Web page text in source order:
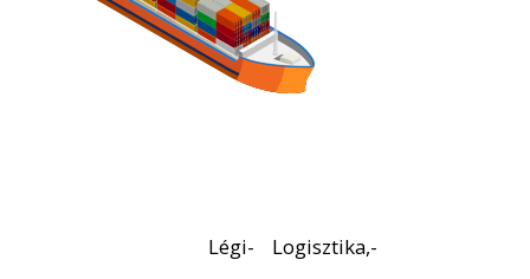
Légi-
Logisztika,-